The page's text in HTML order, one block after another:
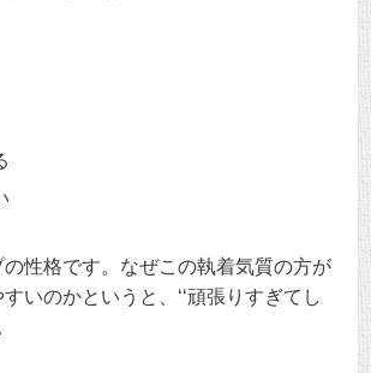
の性格です。なぜこの執着気質の方が
いのかというと、‘‘頑張りすぎてし